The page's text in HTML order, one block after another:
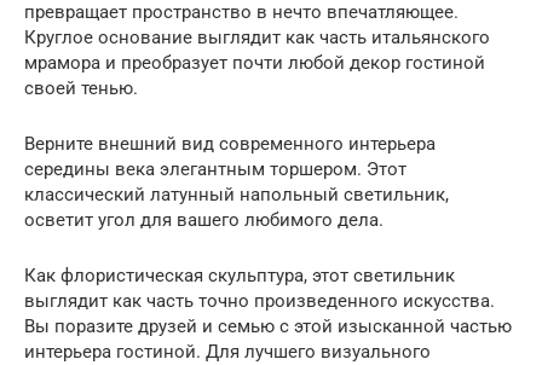
превращает пространство в нечто впечатляющее.
Круглое основание выглядит как часть итальянского
мрамора и преобразует почти любой декор гостиной
своей тенью.
Верните внешний вид современного интерьера
середины века элегантным торшером. Этот
классический латунный напольный светильник,
осветит угол для вашего любимого дела.
Как флористическая скульптура, этот светильник
выглядит как часть точно произведенного искусства.
Вы поразите друзей и семью с этой изысканной частью
интерьера гостиной. Для лучшего визуального